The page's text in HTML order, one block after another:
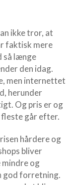
ikke tror, at
faktisk mere
så længe
den idag.
men internettet
herunder
Og pris er og
fleste går efter.
hårdere og
bliver
og
god forretning.